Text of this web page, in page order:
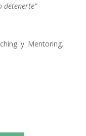
detenerte”
y Mentoring.